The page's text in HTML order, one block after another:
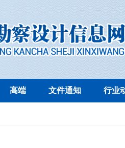
高端 文件通知 行业